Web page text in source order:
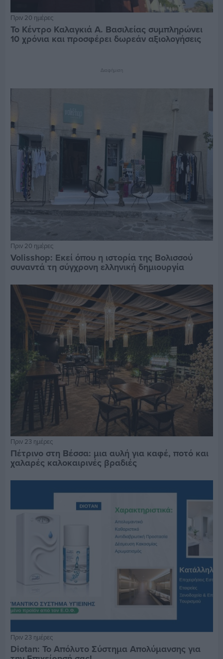
Πριν 20 ημέρες
Το Κέντρο Καλαγκιά Α. Βασιλείας συμπληρώνει
10 χρόνια και προσφέρει δωρεάν αξιολογήσεις
Διαφήμιση
Πριν 20 ημέρες
Volisshop: Εκεί όπου η ιστορία της Βολισσού
συναντά τη σύγχρονη ελληνική δημιουργία
Πριν 23 ημέρες
Πέτρινο στη Βέσσα: μια αυλή για καφέ, ποτό και
χαλαρές καλοκαιρινές βραδιές
Πριν 23 ημέρες
Diotan: Το Απόλυτο Σύστημα Απολύμανσης για